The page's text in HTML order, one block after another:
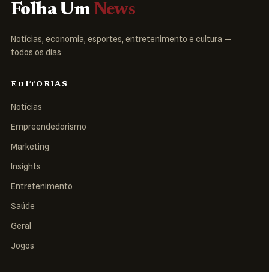
Folha Um News
Notícias, economia, esportes, entretenimento e cultura —
todos os dias
EDITORIAS
Notícias
Empreendedorismo
Marketing
Insights
Entretenimento
Saúde
Geral
Jogos